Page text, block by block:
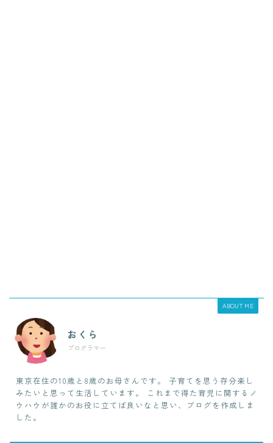
ABOUT ME
おくら
プログラマー
東京在住の10歳と8歳のお母さんです。 子育てを思う存分楽し
みたいと思って生活しています。 これまで得た育児に関するノ
ウハウが誰かのお役に立てば良いなと思い、ブログを作成しま
した。